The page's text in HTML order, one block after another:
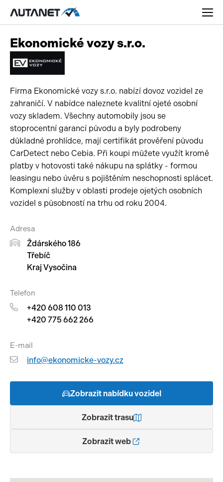
Osobní
Užitková
Nákladní
Obytná
Motorky
Přívěsy a návěsy
Novinky
Rady a tipy
Nové modely
Ekonomické vozy s.r.o.
Firma Ekonomické vozy s.r.o. nabízí dovoz vozidel ze
zahraničí. V nabídce naleznete kvalitní ojeté osobní
vozy skladem. Všechny automobily jsou se
stoprocentní garancí původu a byly podrobeny
důkladné prohlídce, mají certifikát prověření původu
CarDetect nebo Cebia. Při koupi můžete využít kromě
platby v hotovosti také nákupu na splátky - formou
leasingu nebo úvěru s pojištěním neschopnosti splácet.
Komplexní služby v oblasti prodeje ojetých osobních
vozidel s působností na trhu od roku 2004.
Adresa
Ždárského 186
Třebíč
Kraj Vysočina
Telefon
+420 608 110 013
+420 775 662 266
E-mail
info@ekonomicke-vozy.cz
Zobrazit nabídku vozidel
Zobrazit trasu
Zobrazit web